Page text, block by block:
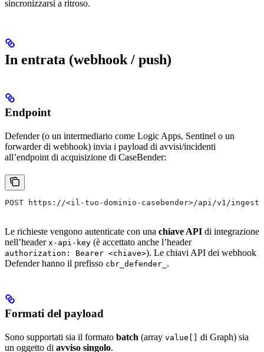
sincronizzarsi a ritroso.
In entrata (webhook / push)
Endpoint
Defender (o un intermediario come Logic Apps, Sentinel o un
forwarder di webhook) invia i payload di avvisi/incidenti
all’endpoint di acquisizione di CaseBender:
POST https://<il-tuo-dominio-casebender>/api/v1/ingest/
Le richieste vengono autenticate con una chiave API di integrazione
nell’header x-api-key (è accettato anche l’header
authorization: Bearer <chiave>). Le chiavi API dei webhook
Defender hanno il prefisso cbr_defender_ .
Formati del payload
Sono supportati sia il formato batch (array value[]
di Graph) sia
un oggetto di avviso singolo.